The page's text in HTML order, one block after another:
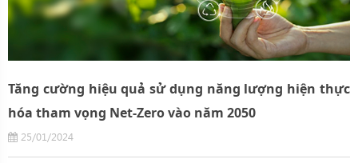
Tăng cường hiệu quả sử dụng năng lượng hiện thực
hóa tham vọng Net-Zero vào năm 2050
25/01/2024